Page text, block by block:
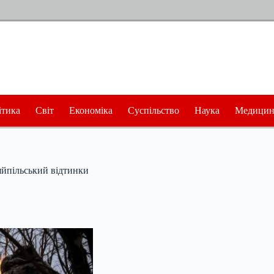
Світ Економіка Суспільство Наука
відтинки